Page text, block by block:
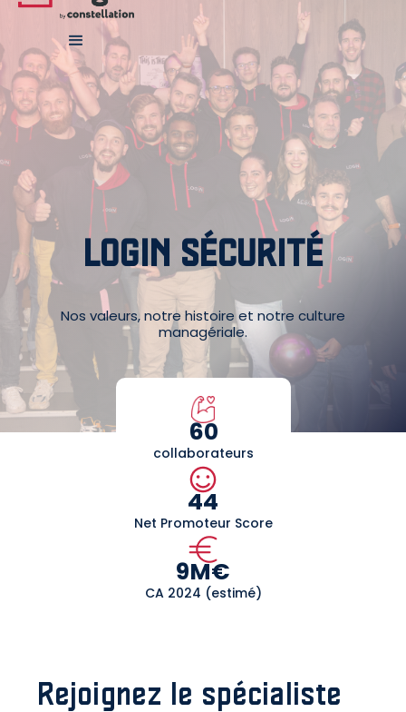
LOGIN SÉCURITÉ
Nos valeurs, notre histoire et notre culture
managériale.
60
collaborateurs
44
Net Promoteur Score
9M€
CA 2024 (estimé)
Rejoignez le spécialiste